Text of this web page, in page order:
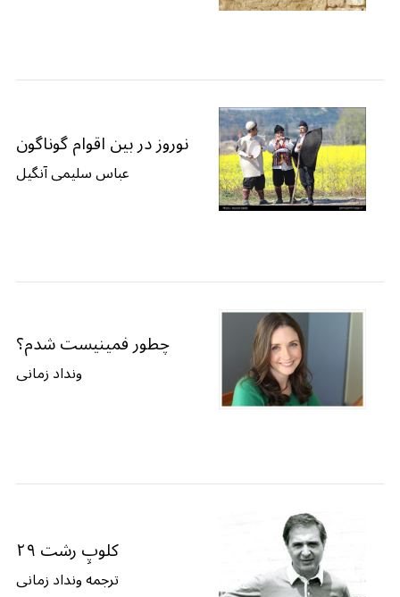
نوروز در بین اقوام گوناگون
عباس سلیمی آنگیل
چطور فمینیست شدم؟
ونداد زمانی
کلوپِ رشت ۲۹
ترجمه ونداد زمانی